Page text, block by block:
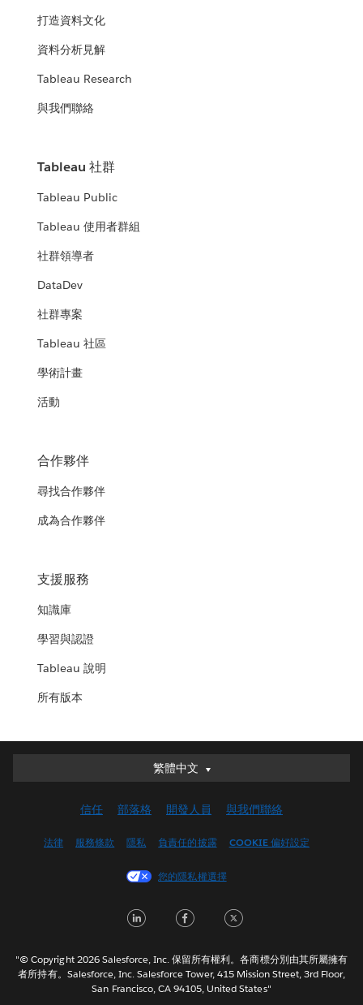
打造資料文化
資料分析見解
Tableau Research
與我們聯絡
Tableau 社群
Tableau Public
Tableau 使用者群組
社群領導者
DataDev
社群專案
Tableau 社區
學術計畫
活動
合作夥伴
尋找合作夥伴
成為合作夥伴
支援服務
知識庫
學習與認證
Tableau 說明
所有版本
繁體中文
繁體中文
English (UK)
Français (Canada)
Italiano
한국어
Nederlands
信任 部落格 開發人員 與我們聯絡
法律 服務條款 隱私 負責任的披露 COOKIE 偏好設定
您的隱私權選擇
LinkedInFacebook
"© Copyright 2026 Salesforce, Inc. 保留所有權利。各商標分別由其所屬擁有
者所持有。Salesforce, Inc. Salesforce Tower, 415 Mission Street, 3rd Floor,
San Francisco, CA 94105, United States"